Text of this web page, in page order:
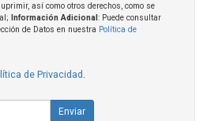
así como otros derechos, como se
Información Adicional : Puede consultar
de Datos en nuestra Política de
de Privacidad .
Enviar